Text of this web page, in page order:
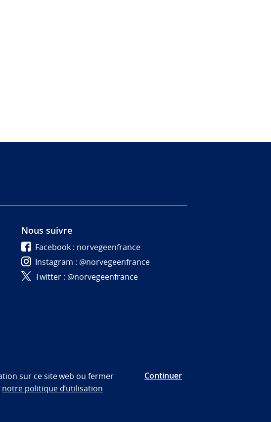
Nous suivre
Facebook : norvegeenfrance
Instagram : @norvegeenfrance
Twitter : @norvegeenfrance
sur ce site web ou fermer
notre politique d’utilisation
Continuer